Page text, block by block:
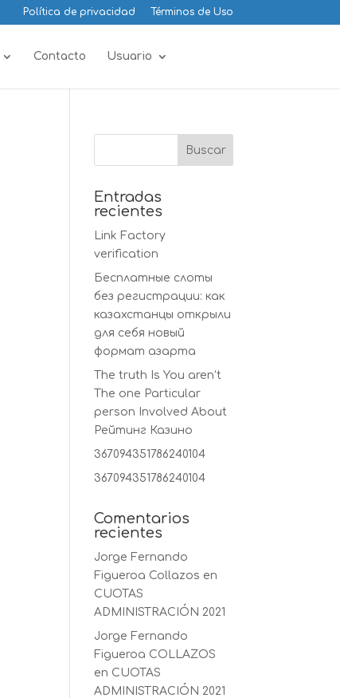
Política de privacidad Términos de Uso
Contacto Usuario
Entradas
recientes
Link Factory
verification
Бесплатные слоты
без регистрации: как
казахстанцы открыли
для себя новый
формат азарта
The truth Is You aren’t
The one Particular
person Involved About
Рейтинг Казино
367094351786240104
367094351786240104
Comentarios
recientes
Jorge Fernando
Figueroa Collazos en
CUOTAS
ADMINISTRACIÓN 2021
Jorge Fernando
Figueroa COLLAZOS
en CUOTAS
ADMINISTRACIÓN 2021